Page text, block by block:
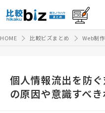
HOME 比較ビズまとめ Web制
個人情報流出を防
の原因や意識すべ